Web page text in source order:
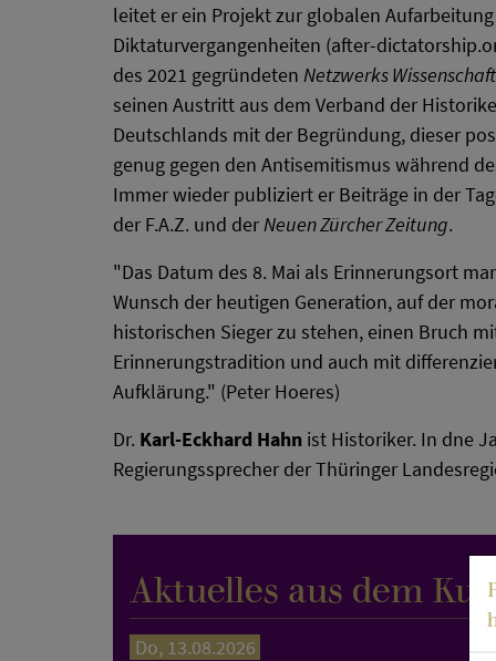
leitet er ein Projekt zur globalen
Diktaturvergangenheiten (after-
des 2021 gegründeten Netzwerks
seinen Austritt aus dem Verband der
Deutschlands mit der Begründung, dieser
genug gegen den Antisemitismus während
Immer wieder publiziert er Beiträge in der
der F.A.Z. und derNeuen Zürcher Zeitung.
"Das Datum des 8. Mai als Erinnerungsort
Wunsch der heutigen Generation, auf der
historischen Sieger zu stehen, einen Bruch
Erinnerungstradition und auch mit
Aufklärung." (Peter Hoeres)
Dr. Karl-Eckhard Hahn ist Historiker. In dne
Regierungssprecher der Thüringer
Aktuelles aus dem
Do, 13.08.2026